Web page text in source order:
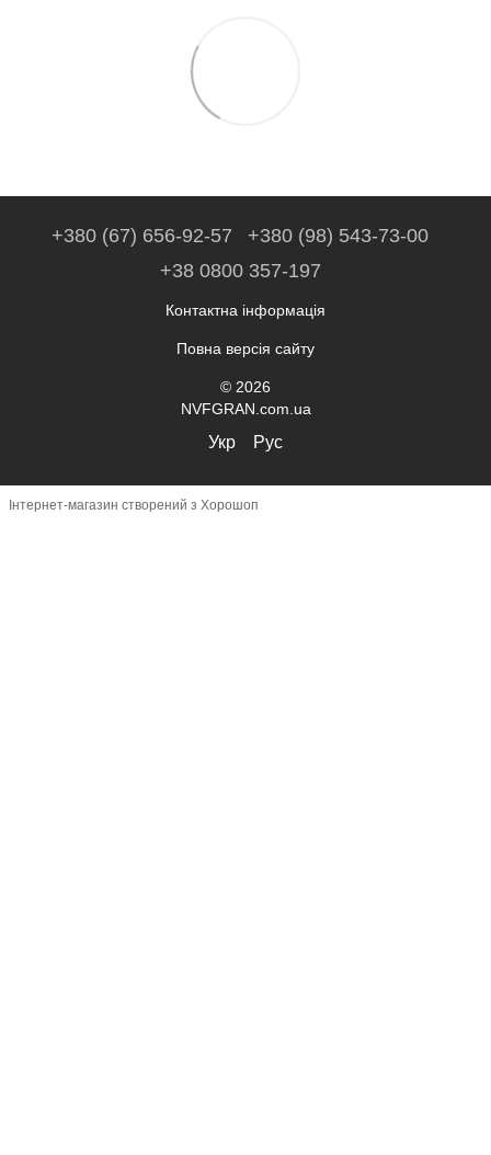
+380 (67) 656-92-57
+380 (98) 543-73-00
+38 0800 357-197
Контактна інформація
Повна версія сайту
© 2026
NVFGRAN.com.ua
Укр Рус
Інтернет-магазин створений з Хорошоп